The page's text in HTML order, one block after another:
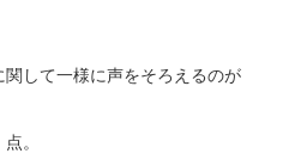
して一様に声をそろえるのが
。